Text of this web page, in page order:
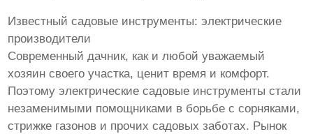
Известный садовые инструменты: электрические
производители
Современный дачник, как и любой уважаемый
хозяин своего участка, ценит время и комфорт.
Поэтому электрические садовые инструменты стали
незаменимыми помощниками в борьбе с сорняками,
стрижке газонов и прочих садовых заботах. Рынок